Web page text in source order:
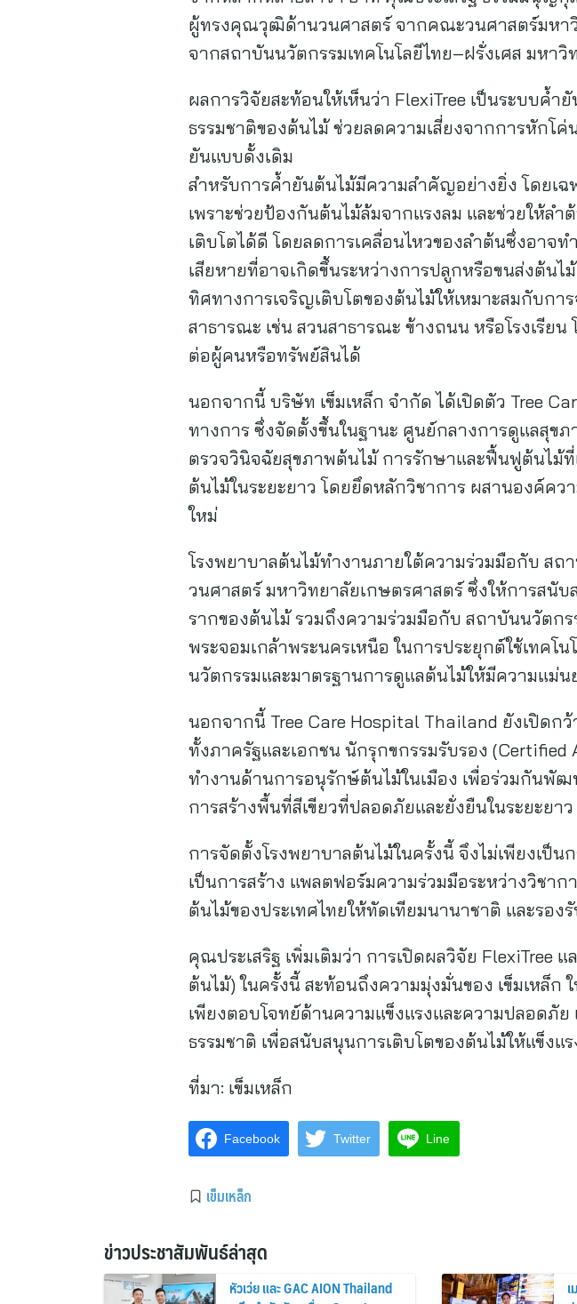
ผู้ทรงคุณวุฒิด้านวนศาสตร์ จากคณะวนศาสตร์มหา
จากสถาบันนวัตกรรมเทคโนโลยีไทย–ฝรั่งเศส มหาวิ
ผลการวิจัยสะท้อนให้เห็นว่า FlexiTree เป็นระบบค้
ธรรมชาติของต้นไม้ ช่วยลดความเสี่ยงจากการหักโ
ยันแบบดั้งเดิม
สำหรับการค้ำยันต้นไม้มีความสำคัญอย่างยิ่ง โดยเฉ
เพราะช่วยป้องกันต้นไม้ล้มจากแรงลม และช่วยให้ลำ
เติบโตได้ดี โดยลดการเคลื่อนไหวของลำต้นซึ่งอา
เสียหายที่อาจเกิดขึ้นระหว่างการปลูกหรือขนส่งต้น
ทิศทางการเจริญเติบโตของต้นไม้ให้เหมาะสมกับ
สาธารณะ เช่น สวนสาธารณะ ข้างถนน หรือโรงเรีย
ต่อผู้คนหรือทรัพย์สินได้
นอกจากนี้ บริษัท เข็มเหล็ก จำกัด ได้เปิดตัว Tree
ทางการ ซึ่งจัดตั้งขึ้นในฐานะ ศูนย์กลางการดูแลสุข
ตรวจวินิจฉัยสุขภาพต้นไม้ การรักษาและฟื้นฟูต้นไม้
ต้นไม้ในระยะยาว โดยยึดหลักวิชาการ ผสานองค์คว
ใหม่
โรงพยาบาลต้นไม้ทำงานภายใต้ความร่วมมือกับ ส
วนศาสตร์ มหาวิทยาลัยเกษตรศาสตร์ ซึ่งให้การสนั
รากของต้นไม้ รวมถึงความร่วมมือกับ สถาบันนวัตกร
พระจอมเกล้าพระนครเหนือ ในการประยุกต์ใช้เทคโ
นวัตกรรมและมาตรฐานการดูแลต้นไม้ให้มีความแม่น
นอกจากนี้ Tree Care Hospital Thailand ยังเปิดก
ทั้งภาครัฐและเอกชน นักรุกขกรรมรับรอง
ทำงานด้านการอนุรักษ์ต้นไม้ในเมือง เพื่อร่วมกันพั
การสร้างพื้นที่สีเขียวที่ปลอดภัยและยั่งยืนในระยะยาว
การจัดตั้งโรงพยาบาลต้นไม้ในครั้งนี้ จึงไม่เพียงเป็
เป็นการสร้าง แพลตฟอร์มความร่วมมือระหว่างวิชา
ต้นไม้ของประเทศไทยให้ทัดเทียมนานาชาติ และรอ
คุณประเสริฐ เพิ่มเติมว่า การเปิดผลวิจัย FlexiTree
ต้นไม้) ในครั้งนี้ สะท้อนถึงความมุ่งมั่นของ เข็มเหล็
เพียงตอบโจทย์ด้านความแข็งแรงและความปลอดภั
ธรรมชาติ เพื่อสนับสนุนการเติบโตของต้นไม้ให้แข็งแ
ที่มา: เข็มเหล็ก
Facebook Twitter Line
เข็มเหล็ก
ข่าวประชาสัมพันธ์ล่าสุด
หัวเว่ย และ GAC AION Thailand